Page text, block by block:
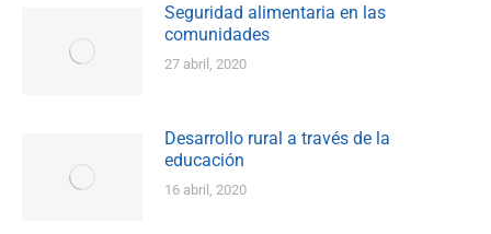
Seguridad alimentaria en las
comunidades
27 abril, 2020
Desarrollo rural a través de la
educación
16 abril, 2020